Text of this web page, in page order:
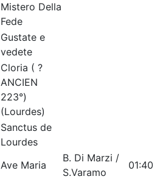
Mistero Della
Fede
Gustate e
vedete
Cloria ( ?
ANCIEN
223°)
(Lourdes)
Sanctus de
Lourdes
Ave Maria
B. Di Marzi /
S.Varamo
01:40